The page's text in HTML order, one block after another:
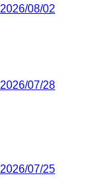
2026/08/02
2026/07/28
2026/07/25